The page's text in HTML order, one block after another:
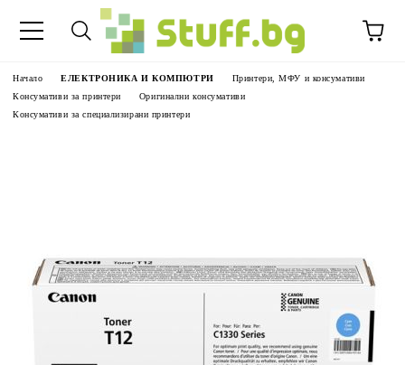
Начало ЕЛЕКТРОНИКА И КОМПЮТРИ
Принтери, МФУ и консумативи
Консумативи за принтери
Оригинални консумативи
Консумативи за специализирани принтери